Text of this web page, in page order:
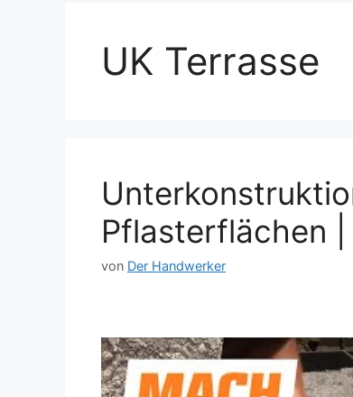
UK Terrasse
Pflasterflächen |
von Der Handwerker